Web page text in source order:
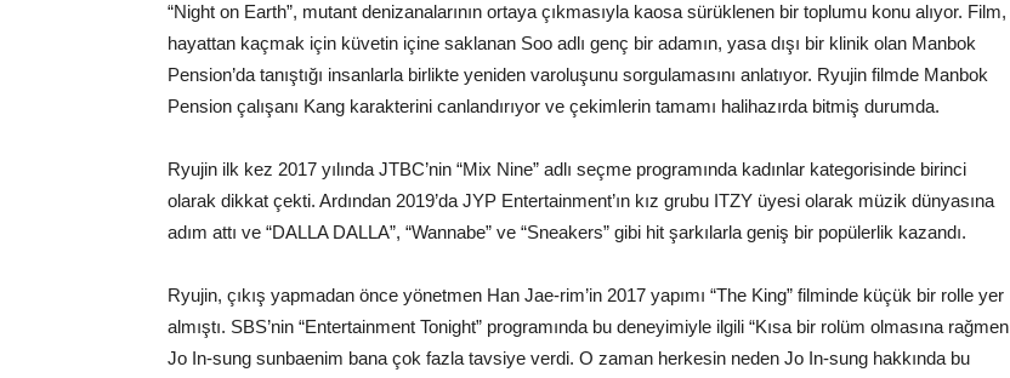
“Night on Earth”, mutant denizanalarının ortaya çıkmasıyla kaosa sürüklenen bir toplumu konu alıyor. Film,
hayattan kaçmak için küvetin içine saklanan Soo adlı genç bir adamın, yasa dışı bir klinik olan Manbok
Pension’da tanıştığı insanlarla birlikte yeniden varoluşunu sorgulamasını anlatıyor. Ryujin filmde Manbok
Pension çalışanı Kang karakterini canlandırıyor ve çekimlerin tamamı halihazırda bitmiş durumda.
Ryujin ilk kez 2017 yılında JTBC’nin “Mix Nine” adlı seçme programında kadınlar kategorisinde birinci
olarak dikkat çekti. Ardından 2019’da JYP Entertainment’ın kız grubu ITZY üyesi olarak müzik dünyasına
adım attı ve “DALLA DALLA”, “Wannabe” ve “Sneakers” gibi hit şarkılarla geniş bir popülerlik kazandı.
Ryujin, çıkış yapmadan önce yönetmen Han Jae-rim’in 2017 yapımı “The King” filminde küçük bir rolle yer
almıştı. SBS’nin “Entertainment Tonight” programında bu deneyimiyle ilgili “Kısa bir rolüm olmasına rağmen
Jo In-sung sunbaenim bana çok fazla tavsiye verdi. O zaman herkesin neden Jo In-sung hakkında bu